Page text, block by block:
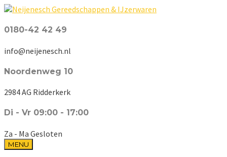
0180-42 42 49
info@neijenesch.nl
Noordenweg 10
2984 AG Ridderkerk
Di - Vr 09:00 - 17:00
Za - Ma Gesloten
MENU